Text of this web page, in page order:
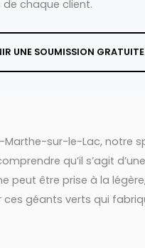
chaque client.
UNE SOUMISSION GRATUITE
sur-le-Lac, notre
qu’il s’agit
peut être prise à la
géants verts qui